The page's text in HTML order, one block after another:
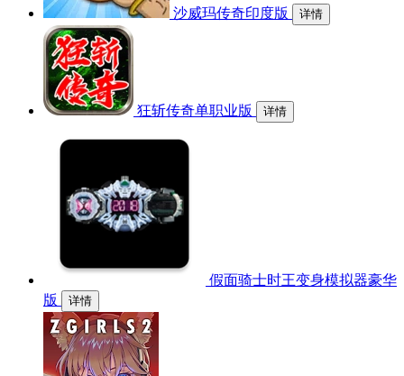
沙威玛传奇印度版 详情
狂斩传奇单职业版 详情
假面骑士时王变身模拟器豪华
版
详情